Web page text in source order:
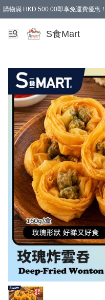
購物滿 HKD 500.00即享免運費優惠
S食Mart